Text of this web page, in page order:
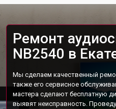
Ремонт
NB2540 в
Мы сделаем качественный
также его сервисное
мастера сделают бесплатную
выявят неисправность.